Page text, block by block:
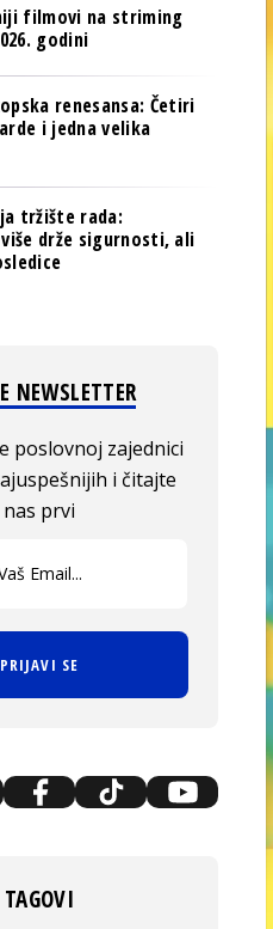
PULS REGIONA
NOVO NA RAFU
filmovi na striming
godini
renesansa: Četiri
i jedna velika
tržište rada:
drže sigurnosti, ali
NEWSLETTER
poslovnoj zajednici
i čitajte
nas prvi
PRIJAVI SE
TAGOVI